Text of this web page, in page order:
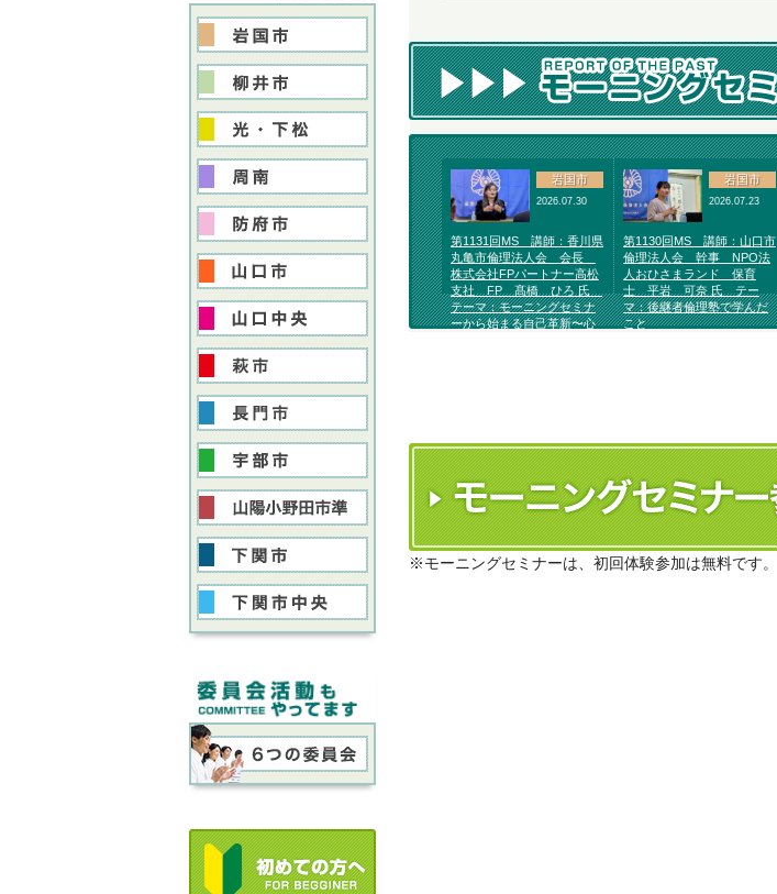
岩国市
2026.07.30
第1131回MS 講師：香川県
丸亀市倫理法人会 会長
株式会社FPパートナー高松
支社 FP 髙橋 ひろ 氏
テーマ：モーニングセミナ
ーから始まる自己革新〜心
岩国市
2026.07.23
第1130回MS 講師：山口市
倫理法人会 幹事 NPO法
人おひさまランド 保育
士 平岩 可奈 氏 テー
マ：後継者倫理塾で学んだ
こと
※モーニングセミナーは、初回体験参加は無料です。